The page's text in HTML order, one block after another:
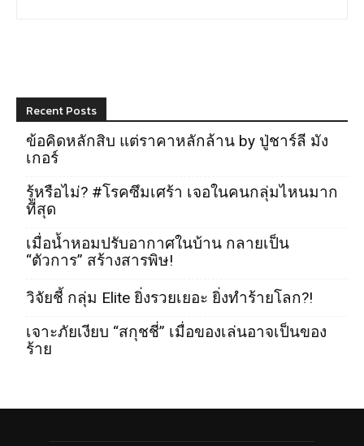
Recent Posts
ข้อคิดหลักสิบ แต่ราคาหลักล้าน by ปู่ชาร์ลี มัง
เกอร์
รู้หรือไม่? #โรคซึมเศร้า เจอในคนกลุ่มไหนมาก
ที่สุด
เมื่อน้ำหอมปรับอากาศในบ้าน กลายเป็น
“ตัวการ” สร้างสารพิษ!
วิจัยชี้ กลุ่ม Elite ยิ่งรวยเยอะ ยิ่งทำร้ายโลก?!
เจาะภัยเงียบ “สกุชชี่” เมื่อของเล่นอาจเป็นของ
ร้าย